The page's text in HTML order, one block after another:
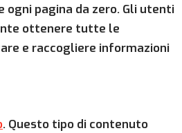
ogni pagina da zero. Gli utenti
ottenere tutte le
e raccogliere informazioni
. Questo tipo di contenuto